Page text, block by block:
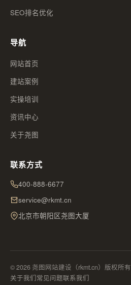
SEO排名优化
导航
网站首页
建站案例
实操培训
资讯中心
关于尧图
联系方式
400-888-6677
service@rkmt.cn
北京市朝阳区尧图大厦
© 2026 尧图网站建设（rkmt.cn）版权所有
关于我们常见问题联系我们